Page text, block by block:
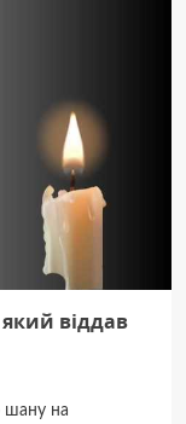
віддав
шану на